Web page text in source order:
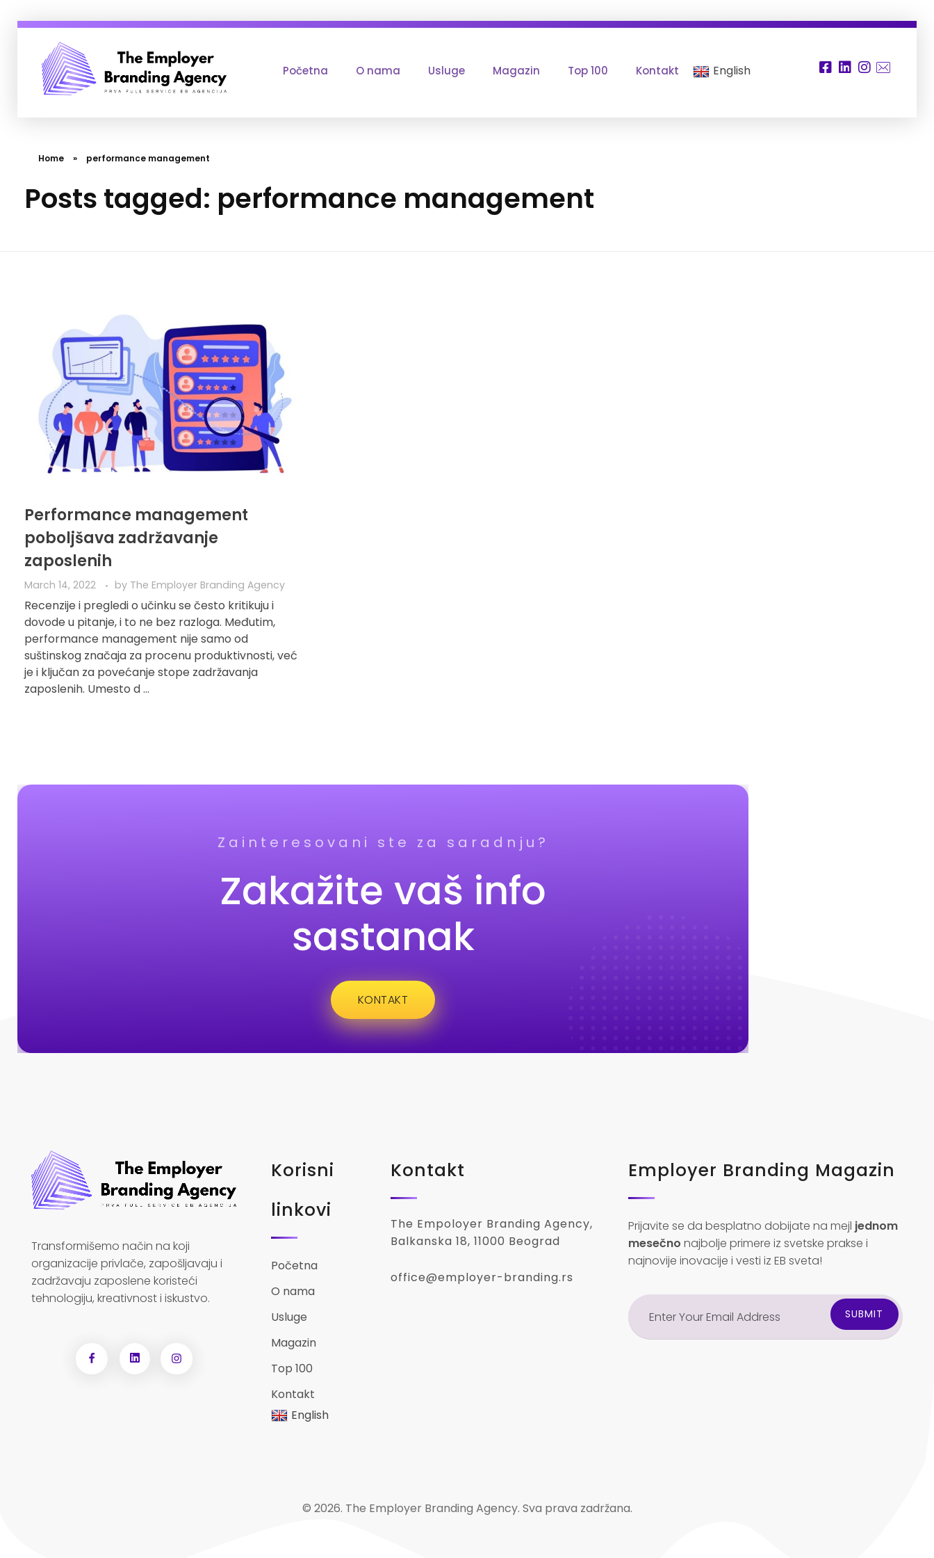
Početna O nama Usluge Magazin Top 100 Kontakt English
Home » performance management
Posts tagged: performance management
Performance management
poboljšava zadržavanje
zaposlenih
March 14, 2022 by The Employer Branding Agency
Recenzije i pregledi o učinku se često kritikuju i
dovode u pitanje, i to ne bez razloga. Međutim,
performance management nije samo od
suštinskog značaja za procenu produktivnosti, već
je i ključan za povećanje stope zadržavanja
zaposlenih. Umesto d ...
Zainteresovani ste za saradnju?
Zakažite vaš info
sastanak
KONTAKT
Transformišemo način na koji
organizacije privlače, zapošljavaju i
zadržavaju zaposlene koristeći
tehnologiju, kreativnost i iskustvo.
Korisni
linkovi
Početna
O nama
Usluge
Magazin
Top 100
Kontakt
English
Kontakt
The Empoloyer Branding Agency,
Balkanska 18, 11000 Beograd
office@employer-branding.rs
Employer Branding Magazin
Prijavite se da besplatno dobijate na mejl jednom
mesečno najbolje primere iz svetske prakse i
najnovije inovacije i vesti iz EB sveta!
© 2026. The Employer Branding Agency. Sva prava zadržana.